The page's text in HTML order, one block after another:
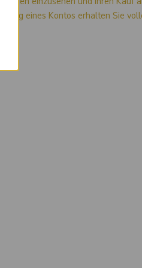
eines Kontos erhalten Sie